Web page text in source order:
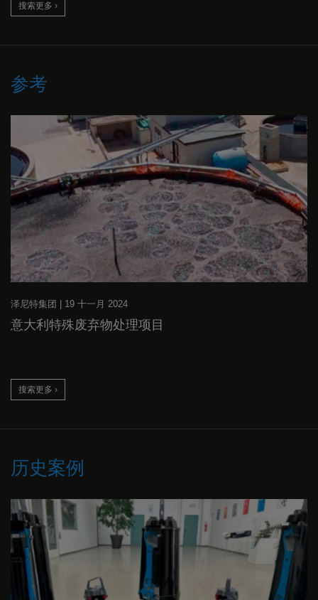
搜索更多 ›
参考
泽尼特集团 19 十一月 2024
意大利特殊废弃物处理项目
搜索更多 ›
历史案例